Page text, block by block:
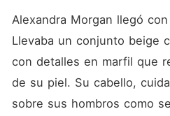
Alexandra Morgan llegó
Llevaba un conjunto beige
con detalles en marfil que
de su piel. Su cabello,
sobre sus hombros como